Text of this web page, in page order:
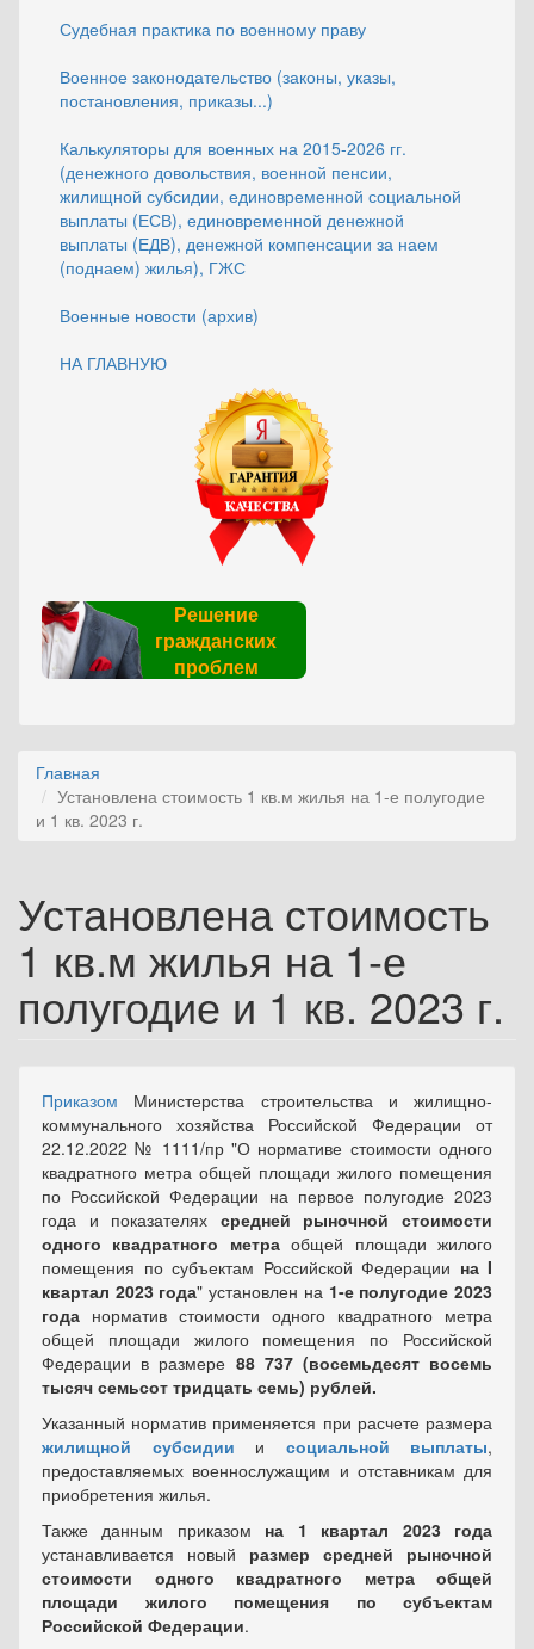
Судебная практика по военному праву
Военное законодательство (законы, указы,
постановления, приказы...)
Калькуляторы для военных на 2015-2026 гг.
(денежного довольствия, военной пенсии,
жилищной субсидии, единовременной социальной
выплаты (ЕСВ), единовременной денежной
выплаты (ЕДВ), денежной компенсации за наем
(поднаем) жилья), ГЖС
Военные новости (архив)
НА ГЛАВНУЮ
Решение
гражданских
проблем
Главная
Установлена стоимость 1 кв.м жилья на 1-е полугодие
и 1 кв. 2023 г.
Установлена стоимость
1 кв.м жилья на 1-е
полугодие и 1 кв. 2023 г.
Приказом Министерства строительства и жилищно-
коммунального хозяйства Российской Федерации от
22.12.2022 № 1111/пр "О нормативе стоимости одного
квадратного метра общей площади жилого помещения
по Российской Федерации на первое полугодие 2023
года и показателях средней рыночной стоимости
одного квадратного метраобщей площади жилого
помещения по субъектам Российской Федерации на I
квартал 2023 года" установлен на 1-е полугодие 2023
года норматив стоимости одного квадратного метра
общей площади жилого помещения по Российской
Федерации в размере 88 737 (восемьдесят восемь
тысяч семьсот тридцать семь) рублей.
Указанный норматив применяется при расчете размера
жилищной субсидии и социальной выплаты,
предоставляемых военнослужащим и отставникам для
приобретения жилья.
Также данным приказом на 1 квартал 2023 года
устанавливается новый размер средней рыночной
стоимости одного квадратного метра общей
площади жилого помещения по субъектам
Российской Федерации.